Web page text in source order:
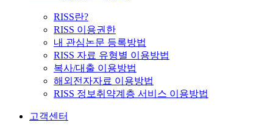
RISS란?
RISS 이용권한
내 관심논문 등록방법
RISS 자료 유형별 이용방법
복사/대출 이용방법
해외전자자료 이용방법
RISS 정보취약계층 서비스 이용방법
고객센터